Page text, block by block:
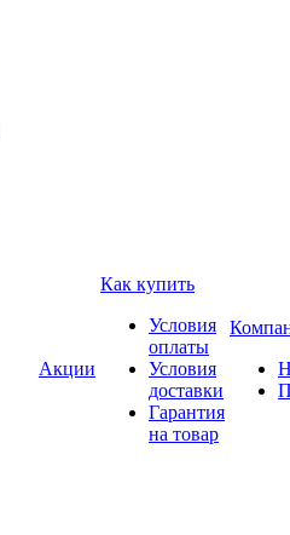
Акции
Как купить
Условия
оплаты
Условия
доставки
Гарантия
на товар